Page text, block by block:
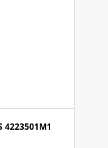
4223501M1